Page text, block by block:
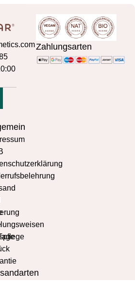
Zahlungsarten